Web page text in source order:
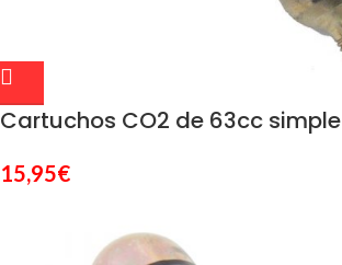
Cartuchos CO2 de 63cc simple
15,95€